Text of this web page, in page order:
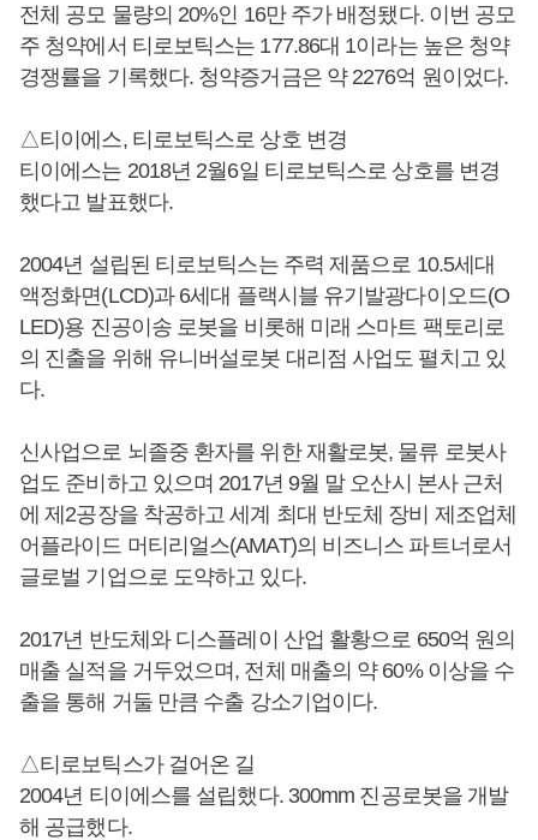
전체 공모 물량의 20%인 16만 주가 배정됐다. 이번 공모
주 청약에서 티로보틱스는 177.86대 1이라는 높은 청약
경쟁률을 기록했다. 청약증거금은 약 2276억 원이었다.
△티이에스, 티로보틱스로 상호 변경
티이에스는 2018년 2월6일 티로보틱스로 상호를 변경
했다고 발표했다.
2004년 설립된 티로보틱스는 주력 제품으로 10.5세대
액정화면(LCD)과 6세대 플랙시블 유기발광다이오드(O
LED)용 진공이송 로봇을 비롯해 미래 스마트 팩토리로
의 진출을 위해 유니버설로봇 대리점 사업도 펼치고 있
다.
신사업으로 뇌졸중 환자를 위한 재활로봇, 물류 로봇사
업도 준비하고 있으며 2017년 9월 말 오산시 본사 근처
에 제2공장을 착공하고 세계 최대 반도체 장비 제조업체
어플라이드 머티리얼스(AMAT)의 비즈니스 파트너로서
글로벌 기업으로 도약하고 있다.
2017년 반도체와 디스플레이 산업 활황으로 650억 원의
매출 실적을 거두었으며, 전체 매출의 약 60% 이상을 수
출을 통해 거둘 만큼 수출 강소기업이다.
△티로보틱스가 걸어온 길
2004년 티이에스를 설립했다. 300mm 진공로봇을 개발
해 공급했다.